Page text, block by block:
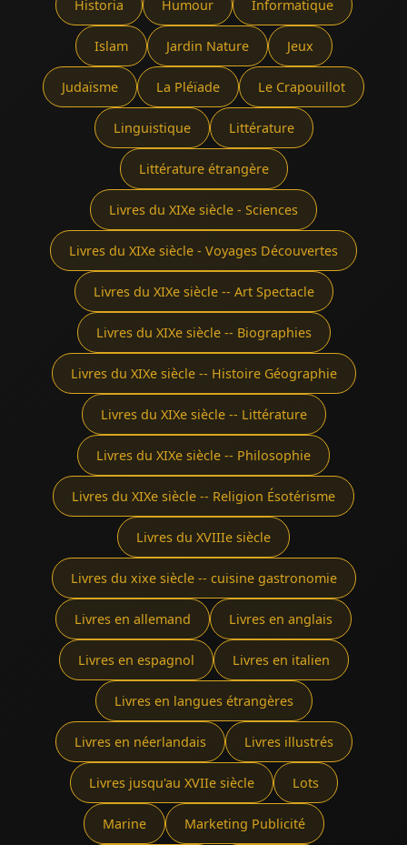
Historia Humour Informatique
Islam Jardin Nature Jeux
Judaïsme La Pléïade Le Crapouillot
Linguistique Littérature
Littérature étrangère
Livres du XIXe siècle - Sciences
Livres du XIXe siècle - Voyages Découvertes
Livres du XIXe siècle -- Art Spectacle
Livres du XIXe siècle -- Biographies
Livres du XIXe siècle -- Histoire Géographie
Livres du XIXe siècle -- Littérature
Livres du XIXe siècle -- Philosophie
Livres du XIXe siècle -- Religion Ésotérisme
Livres du XVIIIe siècle
Livres du xixe siècle -- cuisine gastronomie
Livres en allemand Livres en anglais
Livres en espagnol Livres en italien
Livres en langues étrangères
Livres en néerlandais Livres illustrés
Livres jusqu'au XVIIe siècle Lots
Marine Marketing Publicité